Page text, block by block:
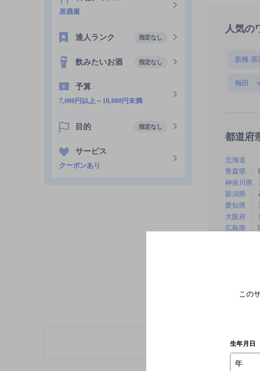
人気の
新橋 居
梅田
都道府
北海道
青森県
神奈川県
新潟県
愛知県
大阪府
広島県
居酒屋
達人ランク 指定なし
飲みたいお酒 指定なし
予算
7,000円以上～10,000円未満
目的 指定なし
サービス
クーポンあり
この
生年月日
年